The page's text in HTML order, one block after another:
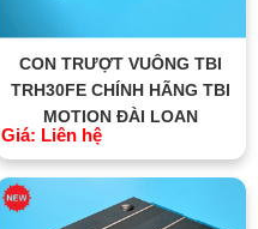
CON TRƯỢT VUÔNG TBI
TRH30FE CHÍNH HÃNG TBI
MOTION ĐÀI LOAN
Giá: Liên hệ